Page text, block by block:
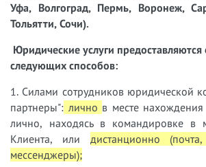
Уфа, Волгоград, Пермь, Воронеж,
Тольятти, Сочи).
Юридические услуги
следующих способов:
1. Силами сотрудников юридической
партнеры": лично в месте
лично, находясь в командировке в
Клиента, или дистанционно
мессенджеры);